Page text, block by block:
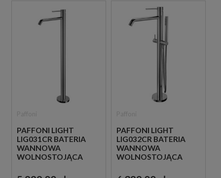
PAFFONI LIGHT
LIG031CR BATERIA
WANNOWA
WOLNOSTOJĄCA
PAFFONI LIGHT
LIG032CR BATERIA
WANNOWA
WOLNOSTOJĄCA